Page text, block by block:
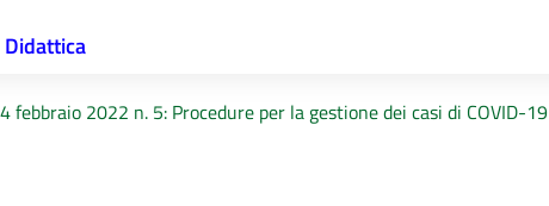
Didattica
febbraio 2022 n. 5: Procedure per la gestione dei casi di COVID-19